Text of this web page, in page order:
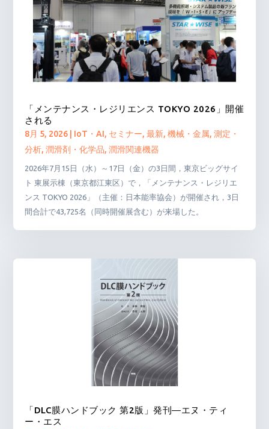
「メンテナンス・レジリエンス TOKYO 2026」開催
される
8月 5, 2026 IoT・AI, セミナー,最新,機械・金属,測定・
分析,潤滑剤・化学品,潤滑関連機器
2026年7月15日（水）～17日（金）の3日間，東京ビッグサイ
ト 東展示棟（東京都江東区）で，「メンテナンス・レジリエ
ンス TOKYO 2026」（主催：日本能率協会）が開催され，3日
間合計で43,725名（同時開催展含む）が来場した。
「DLC膜ハンドブック 第2版」発刊―エヌ・ティ
ー・エス